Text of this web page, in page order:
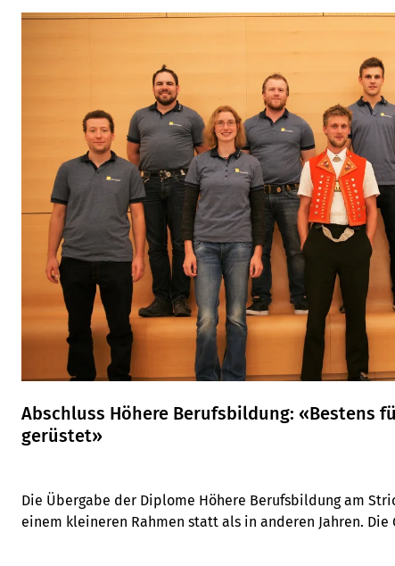
Abschluss Höhere Berufsbildung: «Bestens
gerüstet»
Die Übergabe der Diplome Höhere Berufsbildung am
einem kleineren Rahmen statt als in anderen Jahren.